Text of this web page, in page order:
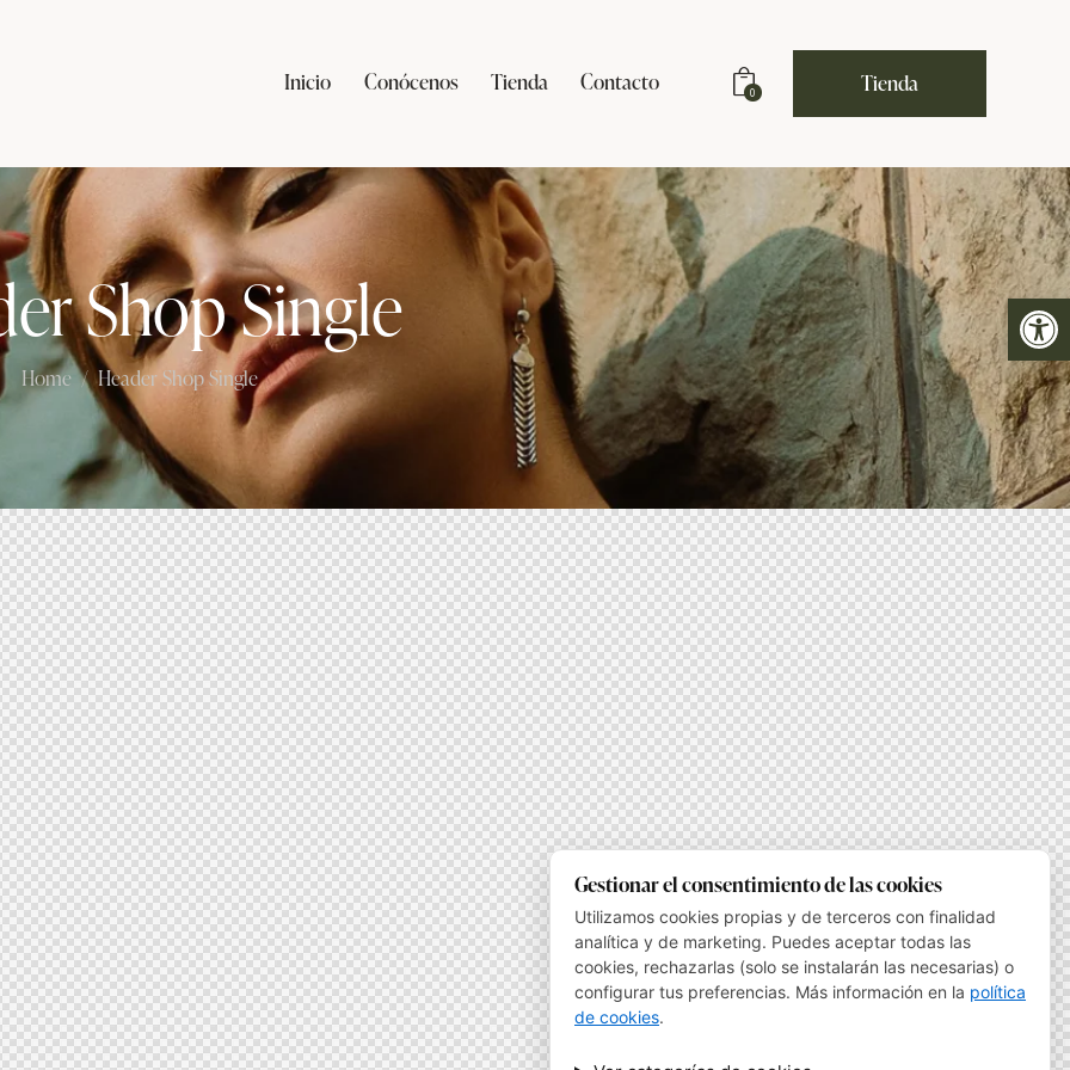
Abrir barra de herramientas
Inicio Conócenos Tienda Contacto 0 Tienda
Shop Single
Home Header Shop Single
Gestionar el consentimiento de las cookies
Utilizamos cookies propias y de terceros con finalidad
analítica y de marketing. Puedes aceptar todas las
cookies, rechazarlas (solo se instalarán las necesarias) o
configurar tus preferencias. Más información en la política
de cookies.